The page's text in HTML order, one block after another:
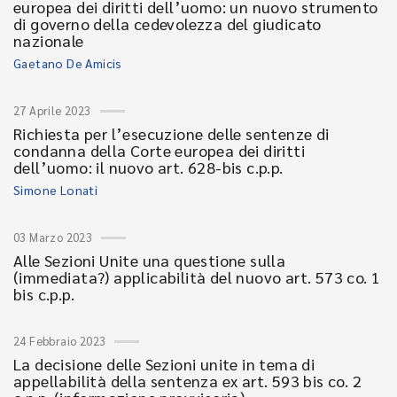
europea dei diritti dell’uomo: un nuovo strumento
di governo della cedevolezza del giudicato
nazionale
Gaetano De Amicis
27 Aprile 2023
Richiesta per l’esecuzione delle sentenze di
condanna della Corte europea dei diritti
dell’uomo: il nuovo art. 628-bis c.p.p.
Simone Lonati
03 Marzo 2023
Alle Sezioni Unite una questione sulla
(immediata?) applicabilità del nuovo art. 573 co. 1
bis c.p.p.
24 Febbraio 2023
La decisione delle Sezioni unite in tema di
appellabilità della sentenza ex art. 593 bis co. 2